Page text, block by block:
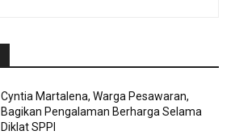
Cyntia Martalena, Warga Pesawaran,
Bagikan Pengalaman Berharga Selama
Diklat SPPI